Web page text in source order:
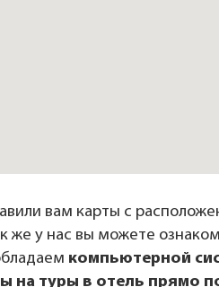
вам карты с
же у нас вы можете
компьютерной
на туры в отель прямо